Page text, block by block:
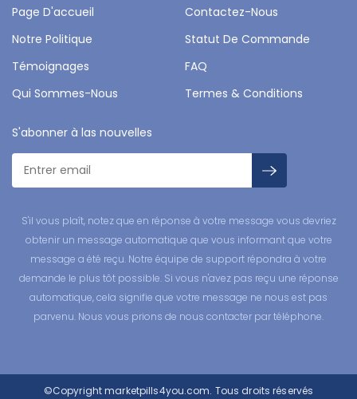
Page D'accueil
Contactez-Nous
Notre Politique
Statut De Commande
Témoignages
FAQ
Qui Sommes-Nous
Termes & Conditions
S'abonner à las nouvelles
S'il vous plaît, notez que en réponse à votre message vous devriez
obtenir un message automatique que vous informant que votre
message a été reçu. Notre équipe de support répondra à votre
demande le plus tôt possible. Si vous n'avez pas reçu une réponse
automatique, cela signifie que votre message ne nous est pas
parvenu. Nous vous prions de nous contacter par téléphone.
©Copyrightmarketpills4you.com. Tous droits réservés